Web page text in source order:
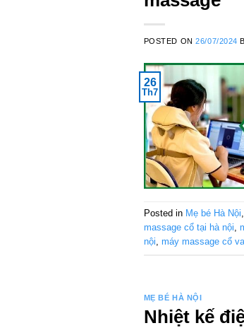
POSTED ON26/07/2024
26
Th7
Posted in Mẹ bé Hà Nội,
massage cổ tại hà nội,
nội, máy massage cổ
MẸ BÉ HÀ NỘI
Nhiệt kế